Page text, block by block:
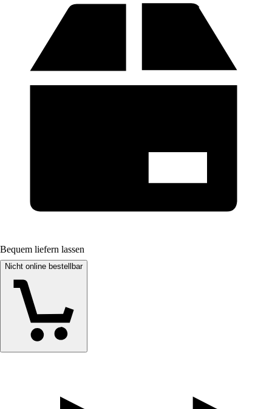
Bequem liefern lassen
Nicht online bestellbar